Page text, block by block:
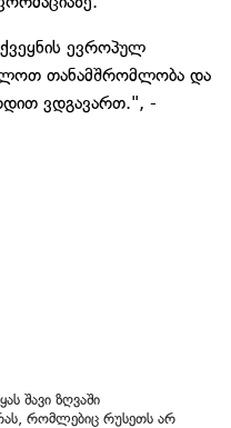
ევროპულ
თანამშრომლობა და
ვდგავართ.", -
შავი ზღვაში
რომლებიც რუსეთს არ